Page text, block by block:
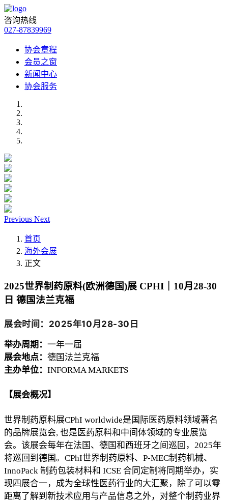
咨询热线
027-87839969
协会章程
会员之窗
新闻中心
协会服务
Previous Next
首页
海外会展
正文
2025世界制药原料(欧洲德国)展 CPHI｜10月28-30
日 德国法兰克福
展会时间： 2025年10月28-30日
举办周期： 一年一届
展会地点： 德国法兰克福
主办单位： INFORMA MARKETS
【展会概况】
世界制药原料展CPhI worldwide是国际医药原料领域著名
的品牌展览会, 也是医药原料和中间体领域的专业展览
会。该展会每年在法国、德国和西班牙之间巡回，2025年
将巡回到德国。CPhI世界制药原料、P-MEC制药机械、
InnoPack 制药包装材料和 ICSE 合同定制将同期举办，实
现四展合一，成为全球性医药行业的大汇聚，除了可以零
距离了解到新技术应用与产品信息之外，对整个制药业界